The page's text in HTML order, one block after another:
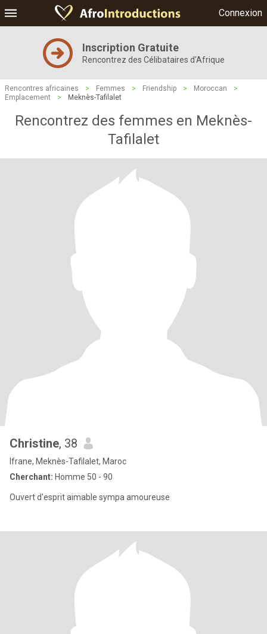
Connexion
Inscription Gratuite
Rencontrez des Célibataires d'Afrique
Rencontres africaines > Femmes > Friendship > Moroccan
>
Emplacement
> Meknès-Tafilalet
Rencontrez des femmes en Meknès-
Tafilalet
Christine, 38
Ifrane, Meknès-Tafilalet, Maroc
Cherchant: Homme 50 - 90
Ouvert d'esprit aimable sympa amoureuse